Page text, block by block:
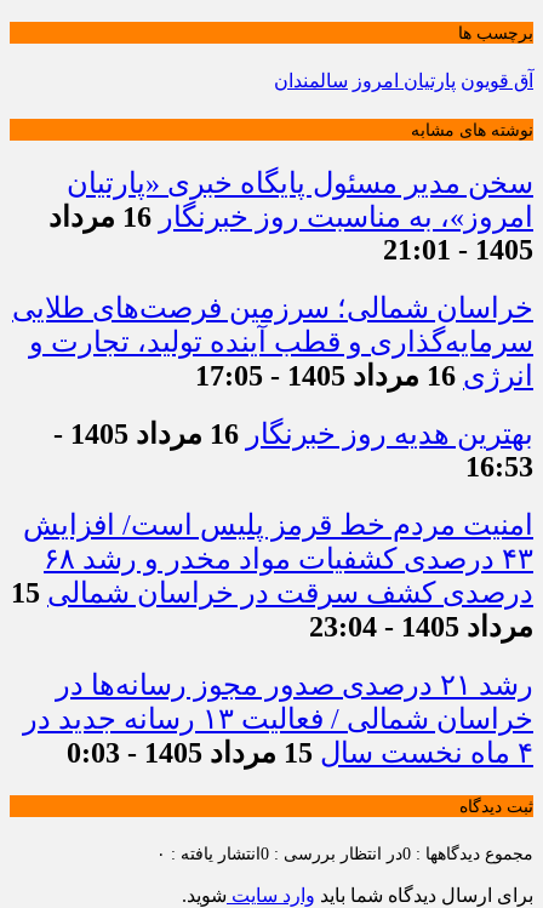
برچسب ها
آق قویون پارتیان امروز سالمندان
نوشته های مشابه
سخن مدیر مسئول پایگاه خبری «پارتیان
امروز»، به مناسبت روز خبرنگار
16 مرداد
1405 - 21:01
خراسان شمالی؛ سرزمین فرصت‌های طلایی
سرمایه‌گذاری و قطب آینده تولید، تجارت و
انرژی 16 مرداد 1405 - 17:05
بهترین هدیه روز خبرنگار
16 مرداد 1405 -
16:53
امنیت مردم خط قرمز پلیس است/ افزایش
۴۳ درصدی کشفیات مواد مخدر و رشد ۶۸
درصدی کشف سرقت در خراسان شمالی 15
مرداد 1405 - 23:04
رشد ۲۱ درصدی صدور مجوز رسانه‌ها در
خراسان شمالی / فعالیت ۱۳ رسانه جدید در
۴ ماه نخست سال
15 مرداد 1405 - 0:03
ثبت دیدگاه
مجموع دیدگاهها : 0 در انتظار بررسی : 0 انتشار یافته : ۰
برای ارسال دیدگاه شما باید وارد سایت شوید.